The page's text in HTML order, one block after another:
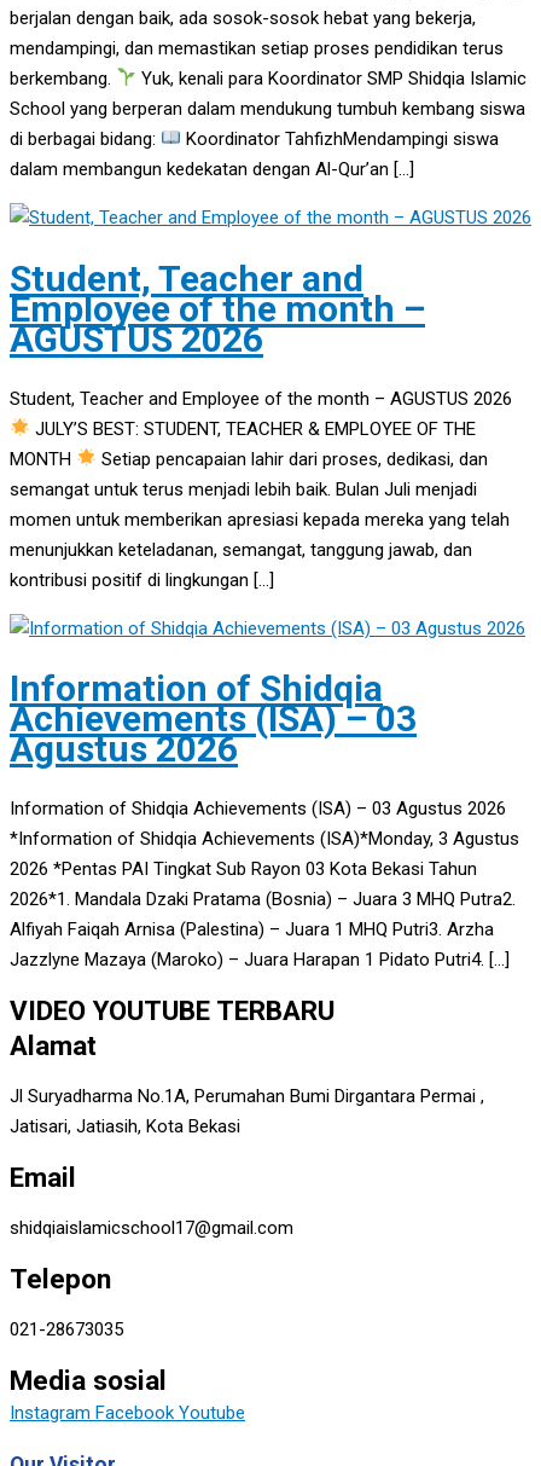
berjalan dengan baik, ada sosok-sosok hebat yang bekerja,
mendampingi, dan memastikan setiap proses pendidikan terus
berkembang.
Yuk, kenali para Koordinator SMP Shidqia Islamic
School yang berperan dalam mendukung tumbuh kembang siswa
di berbagai bidang:
Koordinator TahfizhMendampingi siswa
dalam membangun kedekatan dengan Al-Qur’an […]
Student, Teacher and
Employee of the month –
AGUSTUS 2026
Student, Teacher and Employee of the month – AGUSTUS 2026
JULY’S BEST: STUDENT, TEACHER & EMPLOYEE OF THE
MONTH
Setiap pencapaian lahir dari proses, dedikasi, dan
semangat untuk terus menjadi lebih baik. Bulan Juli menjadi
momen untuk memberikan apresiasi kepada mereka yang telah
menunjukkan keteladanan, semangat, tanggung jawab, dan
kontribusi positif di lingkungan […]
Information of Shidqia
Achievements (ISA) – 03
Agustus 2026
Information of Shidqia Achievements (ISA) – 03 Agustus 2026
*Information of Shidqia Achievements (ISA)*Monday, 3 Agustus
2026 *Pentas PAI Tingkat Sub Rayon 03 Kota Bekasi Tahun
2026*1. Mandala Dzaki Pratama (Bosnia) – Juara 3 MHQ Putra2.
Alfiyah Faiqah Arnisa (Palestina) – Juara 1 MHQ Putri3. Arzha
Jazzlyne Mazaya (Maroko) – Juara Harapan 1 Pidato Putri4. […]
VIDEO YOUTUBE TERBARU
Alamat
Jl Suryadharma No.1A, Perumahan Bumi Dirgantara Permai ,
Jatisari, Jatiasih, Kota Bekasi
Email
shidqiaislamicschool17@gmail.com
Telepon
021-28673035
Media sosial
Instagram Facebook Youtube